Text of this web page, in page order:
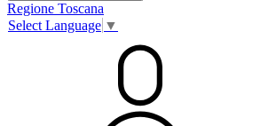
Regione Toscana
Select Language ▼